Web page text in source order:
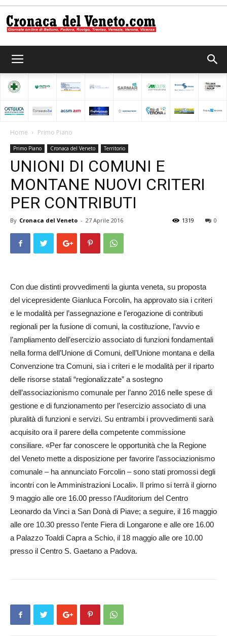
del
Veneto
Home Primo Piano
Primo Piano Cronaca del Veneto Territorio
UNIONI DI COMUNI E
MONTANE NUOVI CRITERI
PER CONTRIBUTI
By Cronaca del Veneto - 27 Aprile 2016 0
1319
Con due distinti provvedimenti la giunta veneta, su proposta
del vicepresidente Gianluca Forco­lin, ha approvato sia i criteri
e le modalità per l’assegnazione e l’erogazione di contributi
regionali per la fusione di comuni, la costituzione, l’avvio e
l’ampliamento dell’esercizio associato di funzioni fondamentali
nella forma dell’U­nio­ne di Comuni, dell’Unione montana e della
Convenzione tra Comuni, sia i criteri e le modalità per il riparto
delle risorse statali “regionalizzate” a sostegno
dell’associazionismo comunale per l’anno 2016 nelle spese di
gestione e di funzionamento per l’esercizio associato di una
pluralità di funzioni e servizi. Su entrambi i provvedimenti sarà
acquisito ora il parere della competente commissione
consiliare. «Per far conoscere le opportunità che la Regione
del Veneto mette a disposizione per favorire l’associazionismo
comunale – ha annunciato Forcolin – sono stati promossi degli
incontri con le Amministrazioni Locali». Il primo si terrà il giorno
9 maggio alle ore 16.00 presso l’Auditorium del Centro
Leonardo da Vinci a San Donà di Piave; a seguire, il 16 maggio
alle ore 10.30 presso l’ente Fiera di Longarone e alle ore 16.00
a Palazzo Toaldi Capra a Schio, il 18 maggio alle ore 10.00
presso il Centro S. Gaetano a Padova.